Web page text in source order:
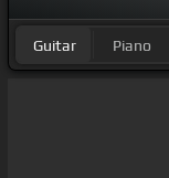
Guitar Piano